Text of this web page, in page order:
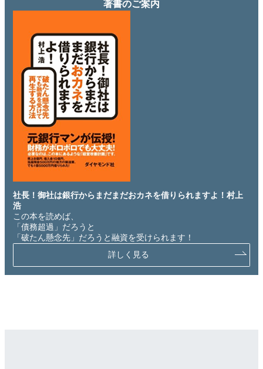
著書のご案内
社長！御社は銀行からまだまだおカネを借りられますよ！村上
浩
この本を読めば、
「債務超過」だろうと
「破たん懸念先」だろうと融資を受けられます！
詳しく見る